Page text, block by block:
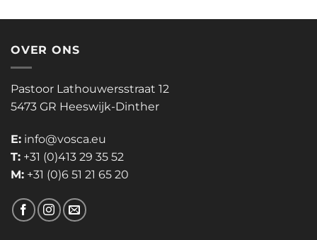
OVER ONS
Pastoor Lathouwersstraat 12
5473 GR Heeswijk-Dinther
E: info@vosca.eu
T: +31 (0)413 29 35 52
M: +31 (0)6 51 21 65 20